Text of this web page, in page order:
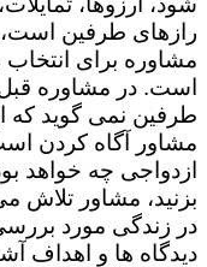
رازهای طرفین است،
مشاوره برای
است. در مشاوره قبل
طرفین نمی گوید که
مشاور آگاه کردن
ازدواجی چه خواهد
بزنید، مشاور تلاش
در زندگی مورد
دیدگاه ها و اهداف